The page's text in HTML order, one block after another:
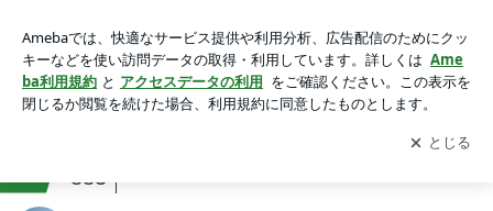
アプリをダウンロードして ブログの更新通知
を受け取りまし
ょう。
開く
883